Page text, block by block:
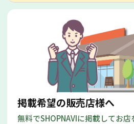
掲載希望の販売店様へ
無料でSHOPNAVIに掲載してお店